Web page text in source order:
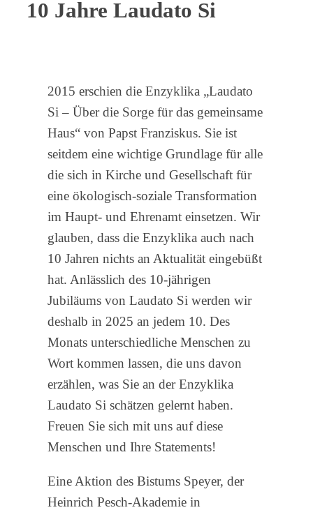
10 Jahre Laudato Si
2015 erschien die Enzyklika „Laudato
Si – Über die Sorge für das gemeinsame
Haus“ von Papst Franziskus. Sie ist
seitdem eine wichtige Grundlage für alle
die sich in Kirche und Gesellschaft für
eine ökologisch-soziale Transformation
im Haupt- und Ehrenamt einsetzen. Wir
glauben, dass die Enzyklika auch nach
10 Jahren nichts an Aktualität eingebüßt
hat. Anlässlich des 10-jährigen
Jubiläums von Laudato Si werden wir
deshalb in 2025 an jedem 10. Des
Monats unterschiedliche Menschen zu
Wort kommen lassen, die uns davon
erzählen, was Sie an der Enzyklika
Laudato Si schätzen gelernt haben.
Freuen Sie sich mit uns auf diese
Menschen und Ihre Statements!
Eine Aktion des Bistums Speyer, der
Heinrich Pesch-Akademie in